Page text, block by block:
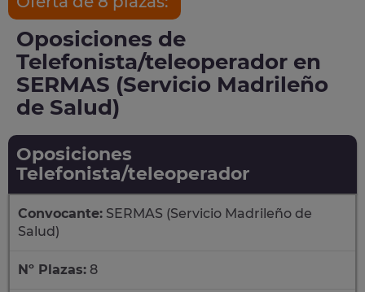
Oposiciones de
Telefonista/teleoperador en
SERMAS (Servicio Madrileño
de Salud)
Oposiciones
Telefonista/teleoperador
Convocante: SERMAS (Servicio Madrileño de
Salud)
Nº Plazas: 8